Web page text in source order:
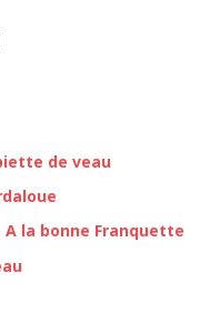
de veau
A la bonne Franquette